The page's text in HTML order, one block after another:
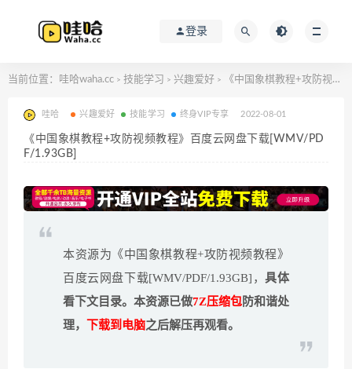
登录
当前位置： 哇哈waha.cc > 技能学习 > 兴趣爱好 > 《中国象棋教程+攻防视频教程》百度云网盘下载[WMV/PDF/1.93GB]
哇哈 兴趣爱好 技能学习 终身VIP专享 2022-08-01
《中国象棋教程+攻防视频教程》百度云网盘下载[WMV/PD
F/1.93GB]
本资源为《中国象棋教程+攻防视频教程》
百度云网盘下载[WMV/PDF/1.93GB]，具体
看下文目录。本资源已做7Z压缩包防和谐处
理， 下载到电脑之后解压再观看。